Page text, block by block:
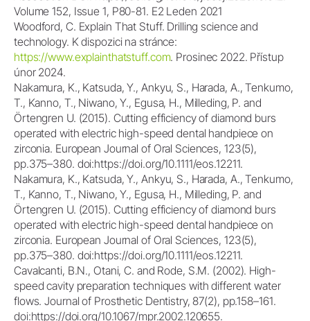
Volume 152, Issue 1, P80-81. E2 Leden 2021
Woodford, C. Explain That Stuff. Drilling science and
technology. K dispozici na stránce:
https://www.explainthatstuff.com. Prosinec 2022. Přístup
únor 2024.
Nakamura, K., Katsuda, Y., Ankyu, S., Harada, A., Tenkumo,
T., Kanno, T., Niwano, Y., Egusa, H., Milleding, P. and
Örtengren U. (2015). Cutting efficiency of diamond burs
operated with electric high-speed dental handpiece on
zirconia. European Journal of Oral Sciences, 123(5),
pp.375–380. doi:https://doi.org/10.1111/eos.12211.
Nakamura, K., Katsuda, Y., Ankyu, S., Harada, A., Tenkumo,
T., Kanno, T., Niwano, Y., Egusa, H., Milleding, P. and
Örtengren U. (2015). Cutting efficiency of diamond burs
operated with electric high-speed dental handpiece on
zirconia. European Journal of Oral Sciences, 123(5),
pp.375–380. doi:https://doi.org/10.1111/eos.12211.
Cavalcanti, B.N., Otani, C. and Rode, S.M. (2002). High-
speed cavity preparation techniques with different water
flows. Journal of Prosthetic Dentistry, 87(2), pp.158–161.
doi:https://doi.org/10.1067/mpr.2002.120655.